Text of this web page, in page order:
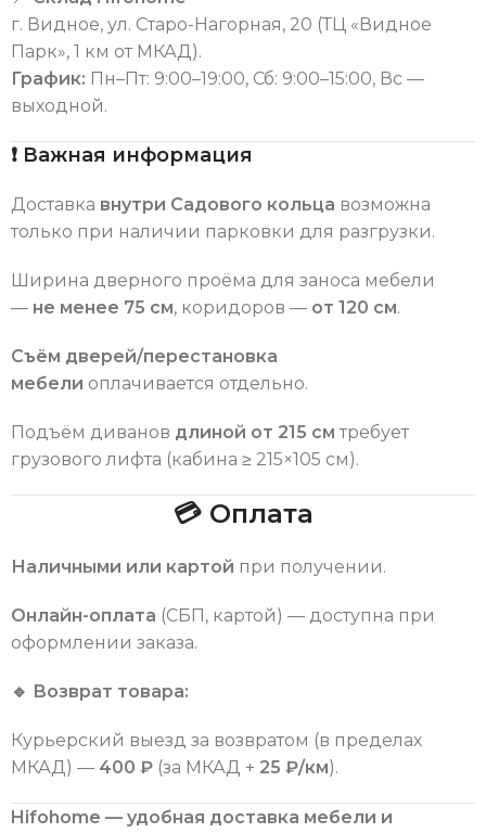
г. Видное, ул. Старо-Нагорная, 20 (ТЦ «Видное
Парк», 1 км от МКАД).
График: Пн–Пт: 9:00–19:00, Сб: 9:00–15:00, Вс —
выходной.
❗ Важная информация
Доставка внутри Садового кольца возможна
только при наличии парковки для разгрузки.
Ширина дверного проёма для заноса мебели
— не менее 75 см, коридоров — от 120 см.
Съём дверей/перестановка
мебели оплачивается отдельно.
Подъём диванов длиной от 215 см требует
грузового лифта (кабина ≥ 215×105 см).
💳 Оплата
Наличными или картой при получении.
Онлайн-оплата (СБП, картой) — доступна при
оформлении заказа.
🔹 Возврат товара:
Курьерский выезд за возвратом (в пределах
МКАД) — 400 ₽ (за МКАД + 25 ₽/км).
Hifohome — удобная доставка мебели и